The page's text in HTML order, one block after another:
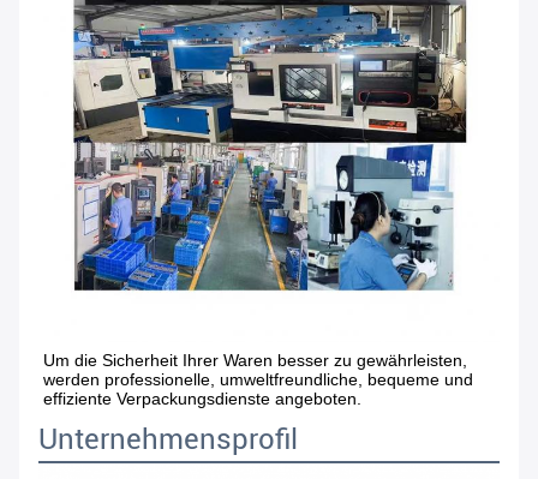
Um die Sicherheit Ihrer Waren besser zu gewährleisten,
werden professionelle, umweltfreundliche, bequeme und
effiziente Verpackungsdienste angeboten.
Unternehmensprofil